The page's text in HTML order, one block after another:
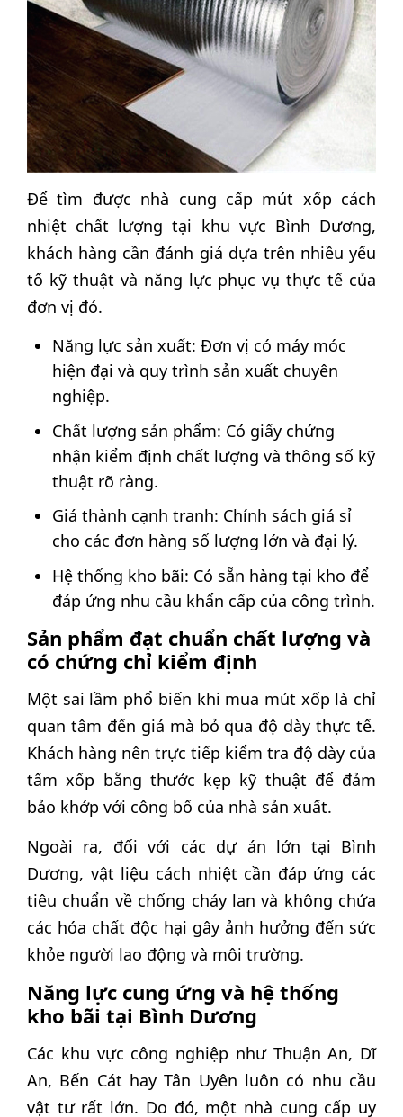
Để tìm được nhà cung cấp mút xốp cách
nhiệt chất lượng tại khu vực Bình Dương,
khách hàng cần đánh giá dựa trên nhiều yếu
tố kỹ thuật và năng lực phục vụ thực tế của
đơn vị đó.
Năng lực sản xuất: Đơn vị có máy móc
hiện đại và quy trình sản xuất chuyên
nghiệp.
Chất lượng sản phẩm: Có giấy chứng
nhận kiểm định chất lượng và thông số kỹ
thuật rõ ràng.
Giá thành cạnh tranh: Chính sách giá sỉ
cho các đơn hàng số lượng lớn và đại lý.
Hệ thống kho bãi: Có sẵn hàng tại kho để
đáp ứng nhu cầu khẩn cấp của công trình.
Sản phẩm đạt chuẩn chất lượng và
có chứng chỉ kiểm định
Một sai lầm phổ biến khi mua mút xốp là chỉ
quan tâm đến giá mà bỏ qua độ dày thực tế.
Khách hàng nên trực tiếp kiểm tra độ dày của
tấm xốp bằng thước kẹp kỹ thuật để đảm
bảo khớp với công bố của nhà sản xuất.
Ngoài ra, đối với các dự án lớn tại Bình
Dương, vật liệu cách nhiệt cần đáp ứng các
tiêu chuẩn về chống cháy lan và không chứa
các hóa chất độc hại gây ảnh hưởng đến sức
khỏe người lao động và môi trường.
Năng lực cung ứng và hệ thống
kho bãi tại Bình Dương
Các khu vực công nghiệp như Thuận An, Dĩ
An, Bến Cát hay Tân Uyên luôn có nhu cầu
vật tư rất lớn. Do đó, một nhà cung cấp uy